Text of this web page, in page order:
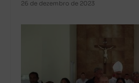
26 de dezembro de 2023